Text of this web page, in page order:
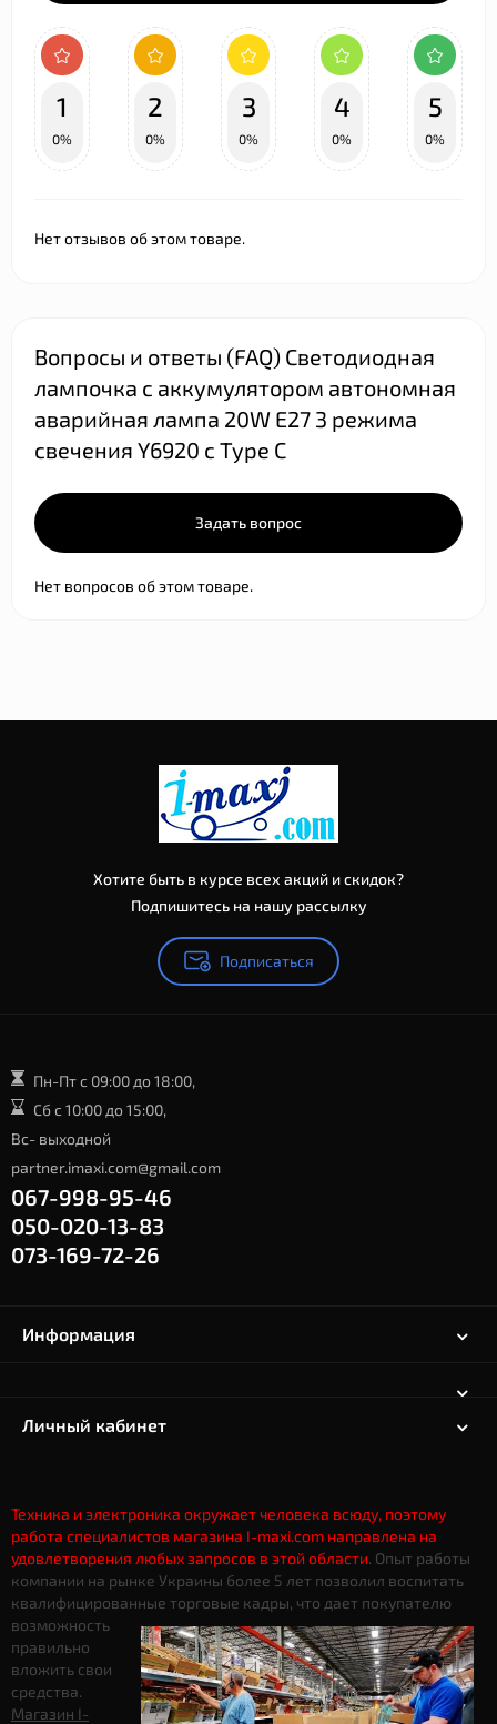
1
0%
2
0%
3
0%
4
0%
5
0%
Нет отзывов об этом товаре.
Вопросы и ответы (FAQ) Светодиодная
лампочка с аккумулятором автономная
аварийная лампа 20W E27 3 режима
свечения Y6920 с Type C
Задать вопрос
Нет вопросов об этом товаре.
Хотите быть в курсе всех акций и скидок?
Подпишитесь на нашу рассылку
Подписаться
Пн-Пт с 09:00 до 18:00,
Сб с 10:00 до 15:00,
Вс- выходной
partner.imaxi.com@gmail.com
067-998-95-46
050-020-13-83
073-169-72-26
Информация
Личный кабинет
Техника и электроника окружает человека всюду, поэтому
работа специалистов магазина I-maxi.com направлена на
удовлетворения любых запросов в этой области. Опыт работы
компании на рынке Украины более 5 лет позволил воспитать
квалифицированные торговые кадры, что дает покупателю
возможность
правильно
вложить свои
средства.
Магазин I-